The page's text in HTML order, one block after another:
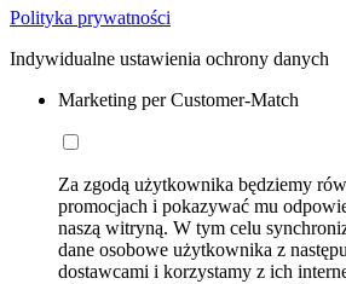
Polityka prywatności
Indywidualne ustawienia ochrony danych
Marketing per Customer-Match
Za zgodą użytkownika będziemy
promocjach i pokazywać mu
naszą witryną. W tym celu
dane osobowe użytkownika z
dostawcami i korzystamy z ich